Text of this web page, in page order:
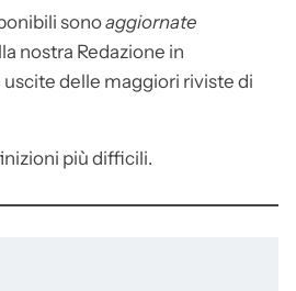
sonoaggiornate
nostra Redazione in
delle maggiori riviste di
più difficili.